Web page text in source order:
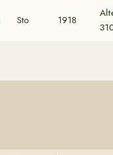
Sto 1918